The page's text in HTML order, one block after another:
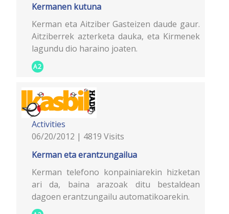
Kermanen kutuna
Kerman eta Aitziber Gasteizen daude gaur.
Aitziberrek azterketa dauka, eta Kirmenek
lagundu dio haraino joaten.
A2
Activities
06/20/2012 | 4819 Visits
Kerman eta erantzungailua
Kerman telefono konpainiarekin hizketan
ari da, baina arazoak ditu bestaldean
dagoen erantzungailu automatikoarekin.